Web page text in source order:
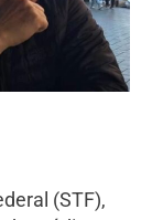
(STF),